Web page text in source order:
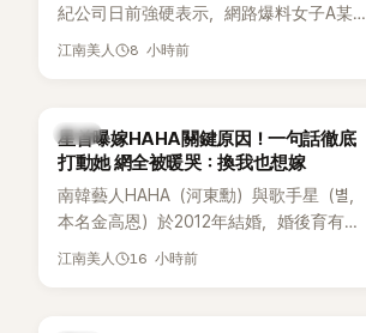
紀公司日前強硬表示，網路爆料女子A某涉
嫌長期跟蹤黃晸珉，已正式採取法律行
的單方面騷擾。如今，韓媒《Dispatch》再
曝光雙方77通電話的錄音內容，而A也首
度承認自己過去曾是SHINee、NCT等偶像
團體的「站姐」，事件持續延燒。
江南美人 8 小時前
韓星
星首曝嫁HAHA關鍵原因！一句話徹底
打動她 網全被暖哭：換我也想嫁
南韓藝人HAHA（河東勳）與歌手星（별，
本名金高恩）於2012年結婚，婚後育有兩
子一女，一家五口生活幸福美滿，也是韓
江南美人 16 小時前